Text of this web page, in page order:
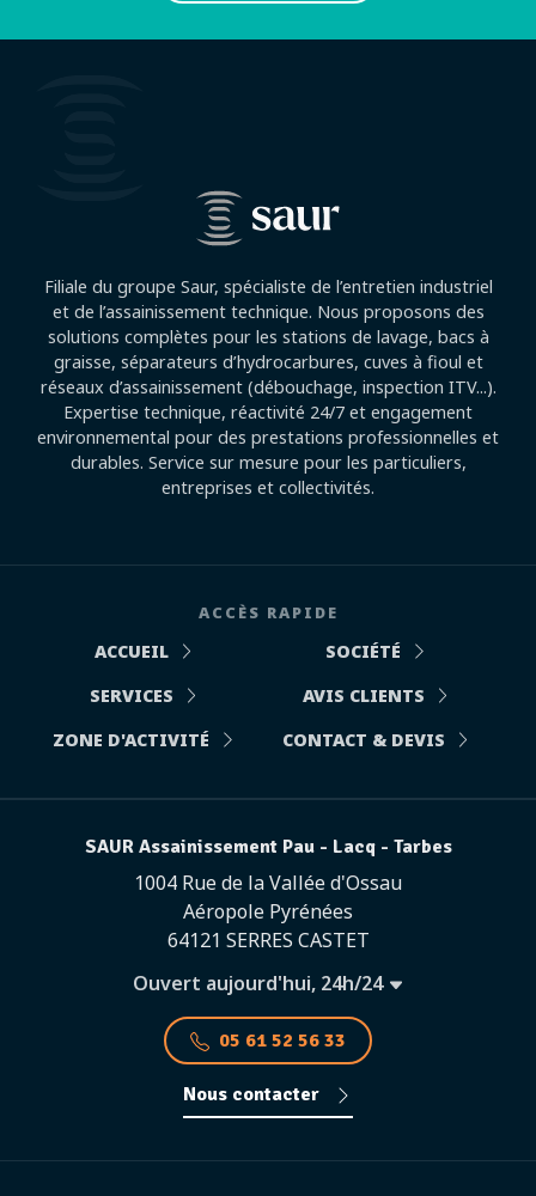
Filiale du groupe Saur, spécialiste de l’entretien industriel
et de l’assainissement technique. Nous proposons des
solutions complètes pour les stations de lavage, bacs à
graisse, séparateurs d’hydrocarbures, cuves à fioul et
réseaux d’assainissement (débouchage, inspection ITV...).
Expertise technique, réactivité 24/7 et engagement
environnemental pour des prestations professionnelles et
durables. Service sur mesure pour les particuliers,
entreprises et collectivités.
ACCÈS RAPIDE
ACCUEIL
SOCIÉTÉ
SERVICES
AVIS CLIENTS
ZONE D'ACTIVITÉ
CONTACT & DEVIS
SAUR Assainissement Pau - Lacq - Tarbes
1004 Rue de la Vallée d'Ossau
Aéropole Pyrénées
64121 SERRES CASTET
Ouvert aujourd'hui, 24h/24
05 61 52 56 33
Nous contacter